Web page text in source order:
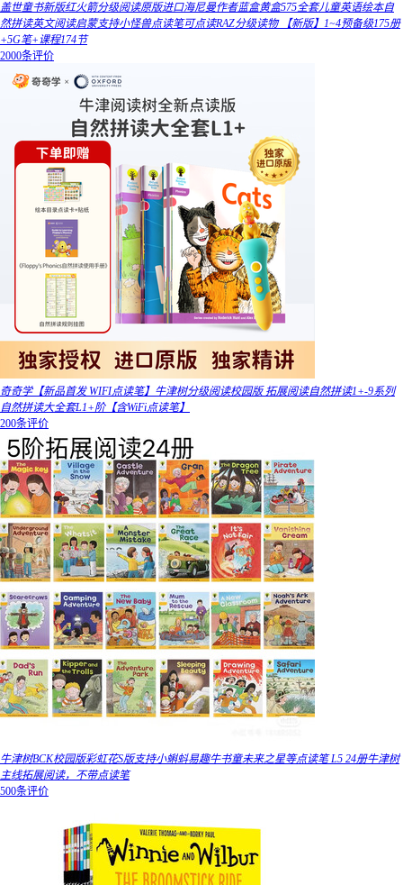
盖世童书新版红火箭分级阅读原版进口海尼曼作者蓝盒黄盒575全套儿童英语绘本自
然拼读英文阅读启蒙支持小怪兽点读笔可点读RAZ分级读物 【新版】1~4预备级175册
+5G笔+课程174节
2000条评价
奇奇学【新品首发 WIFI点读笔】牛津树分级阅读校园版 拓展阅读自然拼读1+-9系列
自然拼读大全套L1+阶【含WiFi点读笔】
200条评价
牛津树BCK校园版彩虹花S版支持小蝌蚪易趣牛书童未来之星等点读笔 L5 24册牛津树
主线拓展阅读，不带点读笔
500条评价